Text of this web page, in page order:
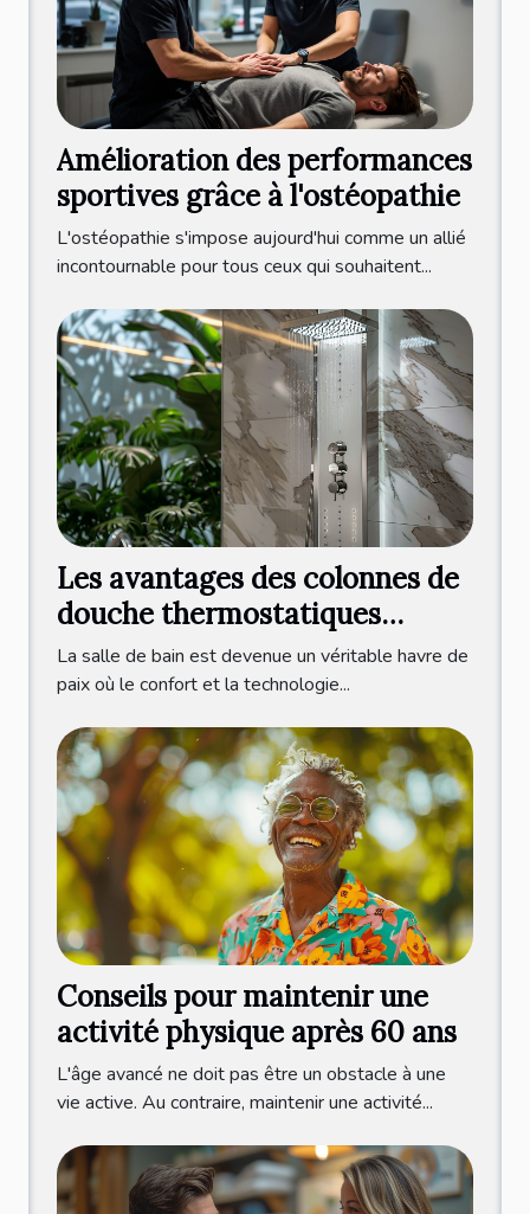
Amélioration des performances
sportives grâce à l'ostéopathie
L'ostéopathie s'impose aujourd'hui comme un allié
incontournable pour tous ceux qui souhaitent...
Les avantages des colonnes de
douche thermostatiques
modernes
La salle de bain est devenue un véritable havre de
paix où le confort et la technologie...
Conseils pour maintenir une
activité physique après 60 ans
L'âge avancé ne doit pas être un obstacle à une
vie active. Au contraire, maintenir une activité...